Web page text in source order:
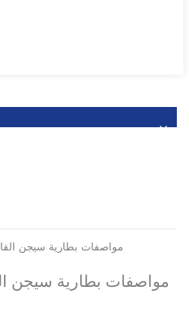
مواصفات بطارية سيجن القابلة